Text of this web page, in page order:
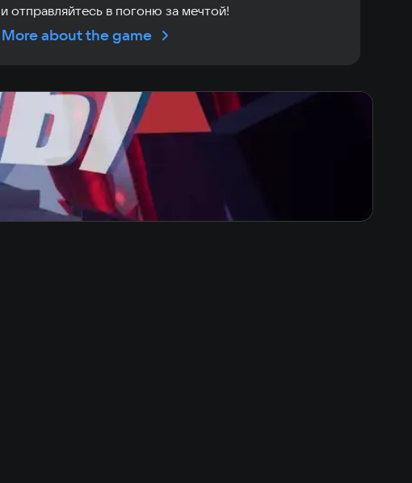
и отправляйтесь в погоню за мечтой!
More about the game